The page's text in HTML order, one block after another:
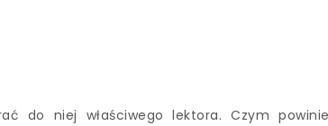
do niej właściwego lektora. Czym